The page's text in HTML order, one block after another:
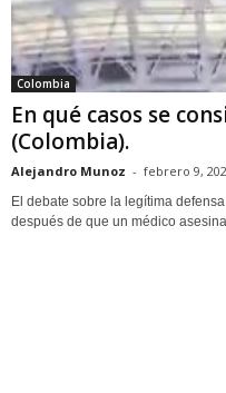
Colombia
En qué casos se
(Colombia).
Alejandro Munoz - febrero 9,
El debate sobre la legítima
después de que un médico